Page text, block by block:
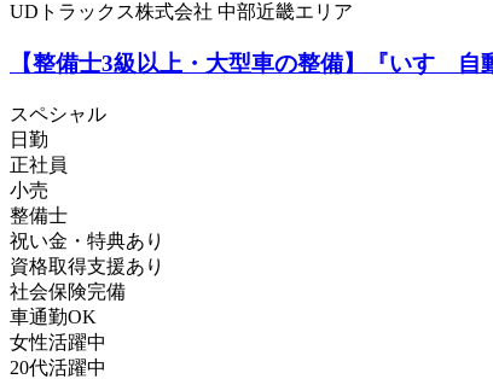
UDトラックス株式会社 中部近畿エリア
【整備士3級以上・大型車の整備】『いすゞ
スペシャル
日勤
正社員
小売
整備士
祝い金・特典あり
資格取得支援あり
社会保険完備
車通勤OK
女性活躍中
20代活躍中